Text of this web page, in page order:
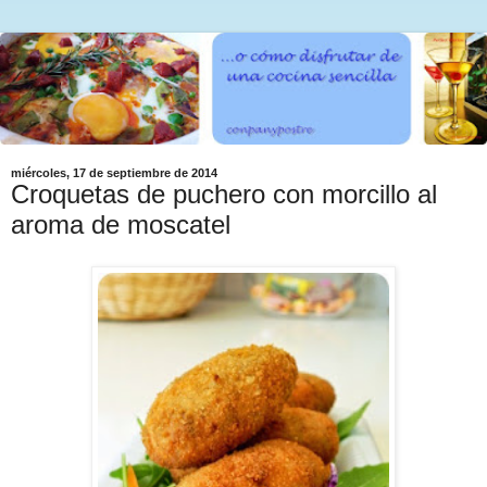
miércoles, 17 de septiembre de 2014
Croquetas de puchero con morcillo al
aroma de moscatel